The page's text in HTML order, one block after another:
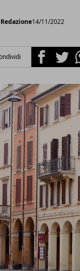
Redazione14/11/2022
FacebookTwitter